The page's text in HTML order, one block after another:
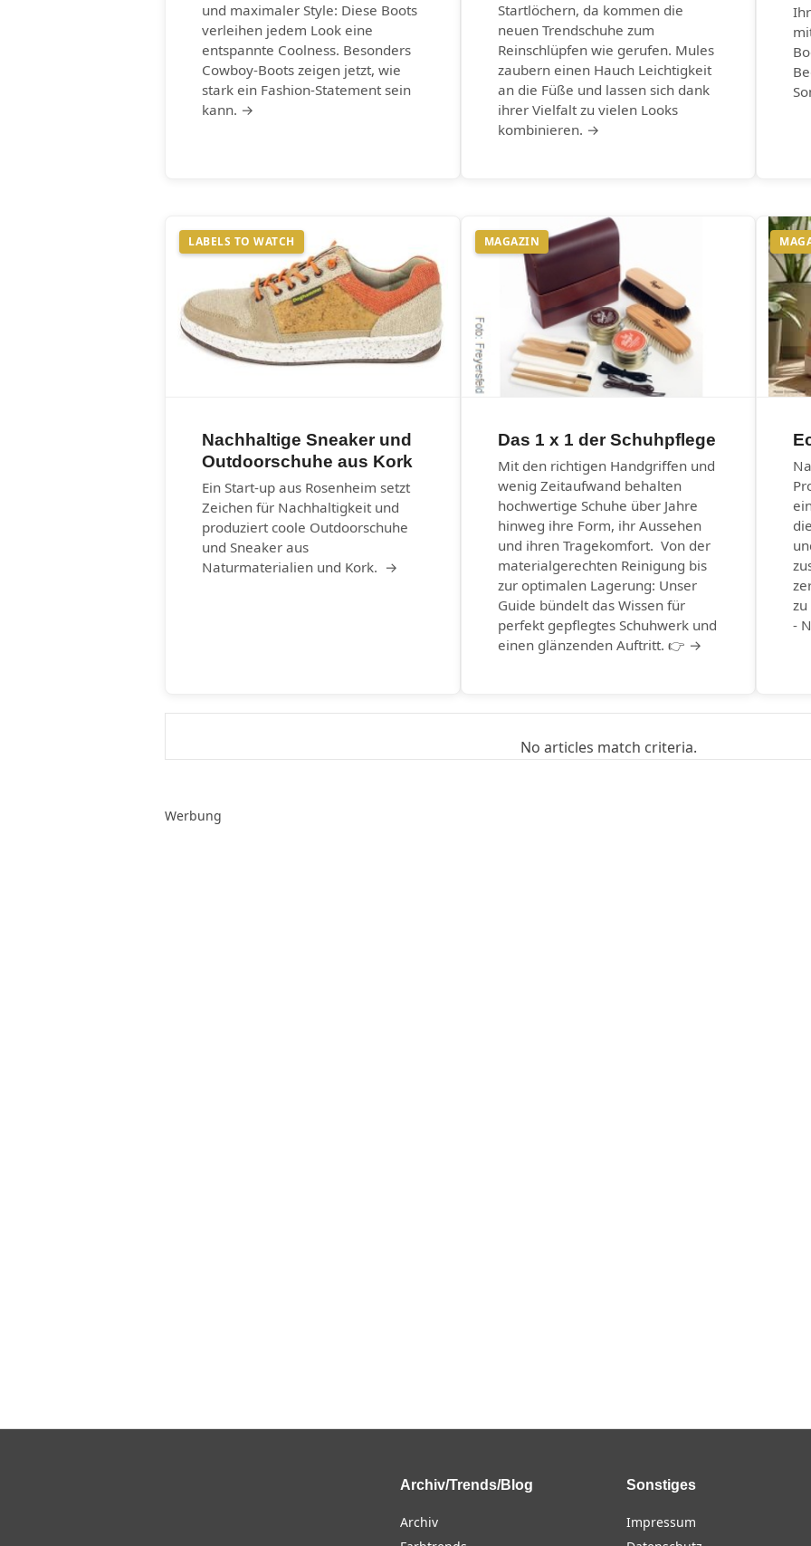
und maximaler Style: Diese Boots
verleihen jedem Look eine
entspannte Coolness. Besonders
Cowboy-Boots zeigen jetzt, wie
stark ein Fashion-Statement sein
kann. →
Startlöchern, da kommen die
neuen Trendschuhe zum
Reinschlüpfen wie gerufen. Mules
zaubern einen Hauch Leichtigkeit
an die Füße und lassen sich dank
ihrer Vielfalt zu vielen Looks
kombinieren. →
LABELS TO WATCH
Nachhaltige Sneaker und
Outdoorschuhe aus Kork
Ein Start-up aus Rosenheim setzt
Zeichen für Nachhaltigkeit und
produziert coole Outdoorschuhe
und Sneaker aus
Naturmaterialien und Kork. →
MAGAZIN
Das 1 x 1 der Schuhpflege
Mit den richtigen Handgriffen und
wenig Zeitaufwand behalten
hochwertige Schuhe über Jahre
hinweg ihre Form, ihr Aussehen
und ihren Tragekomfort. Von der
materialgerechten Reinigung bis
zur optimalen Lagerung: Unser
Guide bündelt das Wissen für
perfekt gepflegtes Schuhwerk und
einen glänzenden Auftritt. 👉 →
-
No articles match criteria.
Werbung
Archiv/Trends/Blog
Archiv
Sonstiges
Impressum